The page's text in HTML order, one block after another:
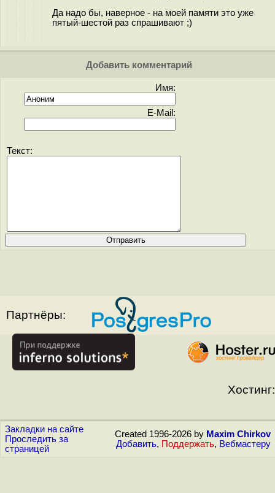
Да надо бы, наверное - на моей памяти это уже
пятый-шестой раз спрашивают ;)
Добавить комментарий
Имя:
E-Mail:
Текст:
Партнёры:
Хостинг:
Закладки на сайте
Проследить за
страницей
Created 1996-2026 by Maxim Chirkov
Добавить, Поддержать, Вебмастеру